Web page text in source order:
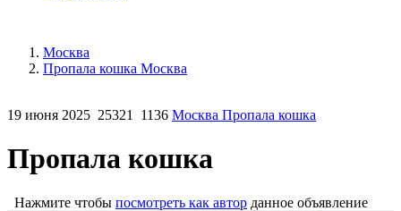
Москва
Пропала кошка Москва
19 июня 2025 25321 1136 Москва Пропала кошка
Пропала кошка
Нажмите чтобы посмотреть как автор данное объявление